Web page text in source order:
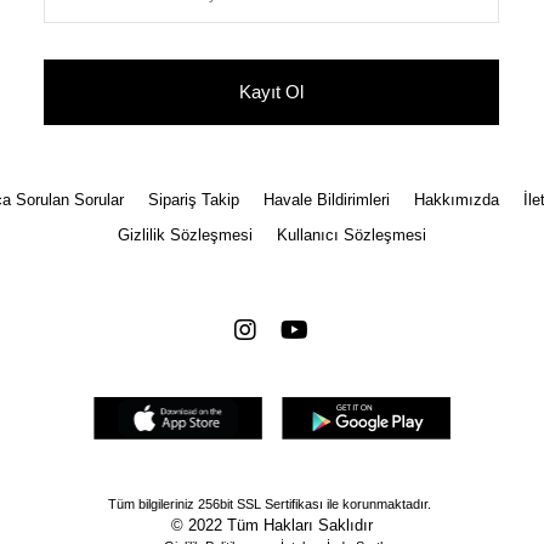
Kayıt Ol
Sorulan Sorular Sipariş Takip Havale Bildirimleri Hakkımızda
Gizlilik Sözleşmesi
Kullanıcı Sözleşmesi
Tüm bilgileriniz 256bit SSL Sertifikası ile korunmaktadır.
© 2022 Tüm Hakları Saklıdır